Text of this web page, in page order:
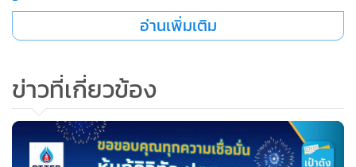
จำกัด(มหาชน) เป็นต้น เนื่องจากผลงานของบริษัทฯ ได้รับการ
ยอมรับอย่างกว้างขวางถึงคุณภาพและการบริหารโครงการที่มี
ซึ่งที่ผ่านมา บริษัทฯ มีโครงสร้างทางการเงินที่แข็งแกร่งและ
สามารถจ่ายผลตอบแทนให้ผู้ลงทุนในหุ้นกู้ของบริษัทฯ ได้อย่าง
สม่ำเสมอ
อ่านเพิ่มเติม
ข่าวที่เกี่ยวข้อง